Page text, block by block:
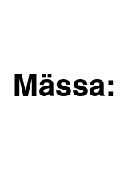
Mässa: